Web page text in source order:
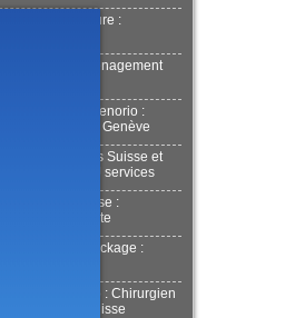
Location de voiture :
LaPuerta : Déménagement
Docteur Xavier Tenorio :
Aesthetics Clinic Genève
Déménagements Suisse et
international : NJ services
Achat or en Suisse :
Estimation gratuite
Location box Stockage :
Docteur Smarrito : Chirurgien
esthétique en Suisse